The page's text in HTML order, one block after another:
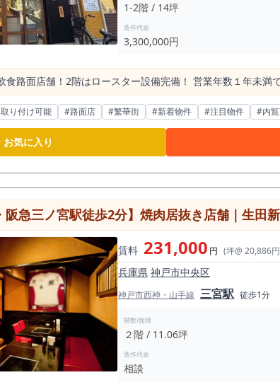
1-2階 / 14坪
造作代金
3,300,000円
食路面店舗！2階はロースター設備完備！ 営業年数１年未満
り付け可能 #路面店 #繁華街 #新着物件 #注目物件 #内
お気に入り
賃料 231,000 円 (坪@ 20,886
兵庫県 神戸市中央区
神戸市西神・山手線 三宮駅 徒歩1分
階数/面積
２階 / 11.06坪
造作代金
相談